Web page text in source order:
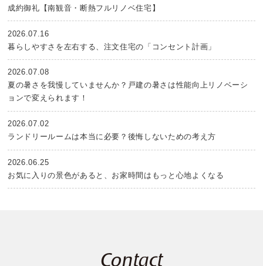
成約御礼【南観音・断熱フルリノベ住宅】
2026.07.16
暮らしやすさを左右する、注文住宅の「コンセント計画」
2026.07.08
夏の暑さを我慢していませんか？戸建の暑さは性能向上リノベーシ
ョンで変えられます！
2026.07.02
ランドリールームは本当に必要？後悔しないための考え方
2026.06.25
お気に入りの景色があると、お家時間はもっと心地よくなる
Contact